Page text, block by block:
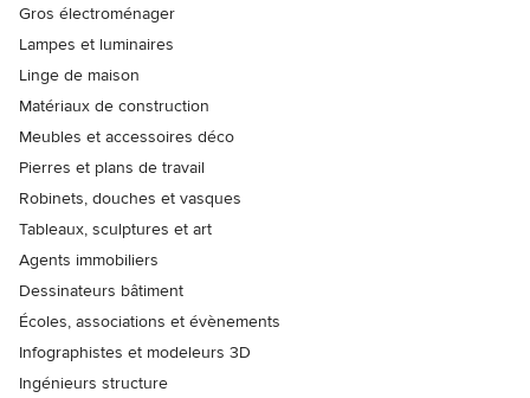
Gros électroménager
Lampes et luminaires
Linge de maison
Matériaux de construction
Meubles et accessoires déco
Pierres et plans de travail
Robinets, douches et vasques
Tableaux, sculptures et art
Agents immobiliers
Dessinateurs bâtiment
Écoles, associations et évènements
Infographistes et modeleurs 3D
Ingénieurs structure